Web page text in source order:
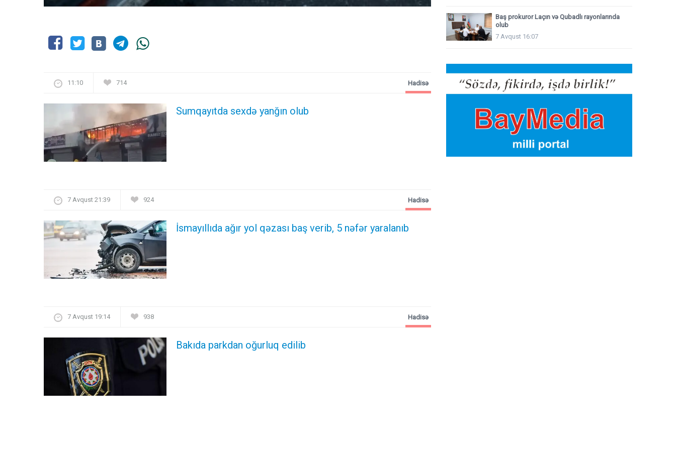
11:10 714
Sumqayıtda sexdə yanğın olub
Hadisə
7 Avqust 21:39 924
İsmayıllıda ağır yol qəzası baş verib, 5 nəfər yaralanıb
Hadisə
7 Avqust 19:14 938
Bakıda parkdan oğurluq edilib
Hadisə
Baş prokuror Laçın və Qubadlı rayonlarında
olub
7 Avqust 16:07